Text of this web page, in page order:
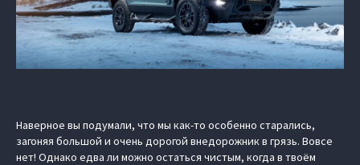
Наверное вы подумали, что мы как-то особенно старались,
загоняя большой и очень дорогой внедорожник в грязь. Вовсе
нет! Однако едва ли можно остаться чистым, когда в твоём